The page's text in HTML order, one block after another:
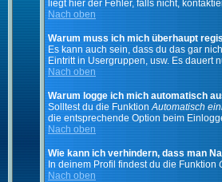
liegt hier der Fehler, falls nicht,
Nach oben
Warum muss ich mich überhaupt
Es kann auch sein, dass du das gar
Eintritt in Usergruppen, usw. Es dauert
Nach oben
Warum logge ich mich automatisch
Solltest du die FunktionAutomatisch
die entsprechende Option beim
Nach oben
Wie kann ich verhindern, dass man
In deinem Profil findest du die Funktion
Nach oben